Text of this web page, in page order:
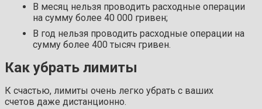
В месяц нельзя проводить расходные операции
на сумму более 40 000 гривен;
В год нельзя проводить расходные операции на
сумму более 400 тысяч гривен.
Как убрать лимиты
К счастью, лимиты очень легко убрать с ваших
счетов даже дистанционно.